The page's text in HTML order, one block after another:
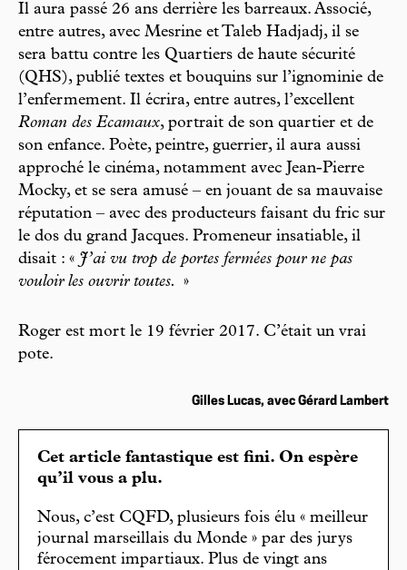
Il aura passé 26 ans derrière les barreaux. Associé,
entre autres, avec Mesrine et Taleb Hadjadj, il se
sera battu contre les Quartiers de haute sécurité
(QHS), publié textes et bouquins sur l’ignominie de
l’enfermement. Il écrira, entre autres, l’excellent
Roman des Ecamaux, portrait de son quartier et de
son enfance. Poète, peintre, guerrier, il aura aussi
approché le cinéma, notamment avec Jean-Pierre
Mocky, et se sera amusé – en jouant de sa mauvaise
réputation – avec des producteurs faisant du fric sur
le dos du grand Jacques. Promeneur insatiable, il
disait : « J’ai vu trop de portes fermées pour ne pas
vouloir les ouvrir toutes.
»
Roger est mort le 19 février 2017. C’était un vrai
pote.
Gilles Lucas, avec Gérard Lambert
Cet article fantastique est fini. On espère
qu’il vous a plu.
Nous, c’est CQFD, plusieurs fois élu « meilleur
journal marseillais du Monde » par des jurys
férocement impartiaux. Plus de vingt ans